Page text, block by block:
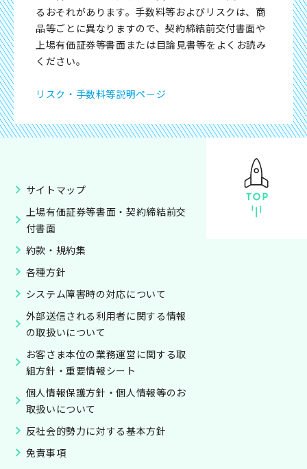
るおそれがあります。手数料等およびリスクは、商
品等ごとに異なりますので、契約締結前交付書面や
上場有価証券等書面または目論見書等をよくお読み
ください。
リスク・手数料等説明ページ
サイトマップ
上場有価証券等書面・契約締結前交
付書面
約款・規約集
各種方針
システム障害時の対応について
外部送信される利用者に関する情報
の取扱いについて
お客さま本位の業務運営に関する取
組方針・重要情報シート
個人情報保護方針・個人情報等のお
取扱いについて
反社会的勢力に対する基本方針
免責事項